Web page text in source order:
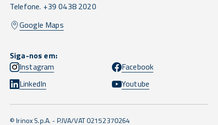
Telefone. +39 0438 2020
Google Maps
Siga-nos em:
Instagram
Facebook
LinkedIn
Youtube
© Irinox S.p.A. - P.IVA/VAT 02152370264